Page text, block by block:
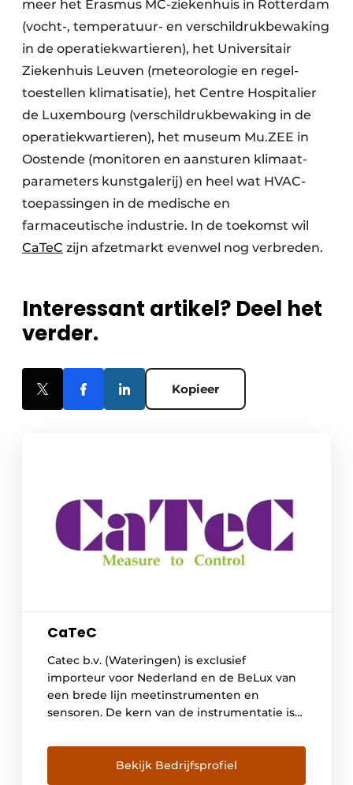
meer het Erasmus MC-ziekenhuis in Rotterdam
(vocht-, temperatuur- en verschildrukbewaking
in de operatiekwartieren), het Universitair
Ziekenhuis Leuven (meteorologie en regel­
toestellen klimati­satie), het Centre Hospitalier
de Luxembourg (verschildruk­bewaking in de
operatie­kwartieren), het museum Mu.ZEE in
Oostende (monitoren en aansturen klimaat­
parameters kunst­galerij) en heel wat HVAC-
toepassingen in de medische en
farmaceutische industrie. In de toekomst wil
CaTeC zijn afzetmarkt evenwel nog verbreden.
Interessant artikel? Deel het
verder.
Kopieer
CaTeC
Catec b.v. (Wateringen) is exclusief
importeur voor Nederland en de BeLux van
een brede lijn meetinstrumenten en
sensoren. De kern van de instrumentatie is
parameters en het registreren en analyseren
van meetsignalen. De instrumentatie kent
sensoren en transmitters voor ;
Bekijk Bedrijfsprofiel